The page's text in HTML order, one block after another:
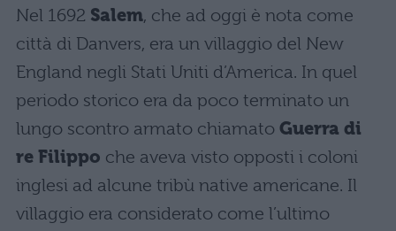
Nel 1692 Salem, che ad oggi è nota come
città di Danvers, era un villaggio del New
England negli Stati Uniti d’America. In quel
periodo storico era da poco terminato un
lungo scontro armato chiamato Guerra di
re Filippo che aveva visto opposti i coloni
inglesi ad alcune tribù native americane. Il
villaggio era considerato come l’ultimo